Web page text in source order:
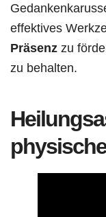
effektives
Präsenz zu
zu behalten.